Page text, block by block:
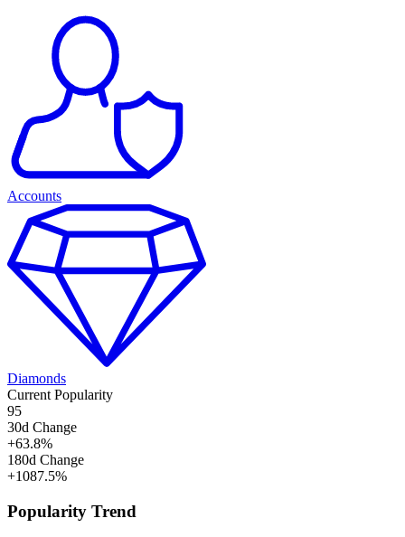
Accounts
Diamonds
Current Popularity
95
30d Change
+63.8%
180d Change
+1087.5%
Popularity Trend